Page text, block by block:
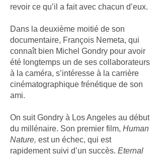
revoir ce qu’il a fait avec chacun d’eux.
Dans la deuxième moitié de son
documentaire, François Nemeta, qui
connaît bien Michel Gondry pour avoir
été longtemps un de ses collaborateurs
à la caméra, s’intéresse à la carrière
cinématographique frénétique de son
ami.
On suit Gondry à Los Angeles au début
du millénaire. Son premier film, Human
Nature, est un échec, qui est
rapidement suivi d’un succès. Eternal